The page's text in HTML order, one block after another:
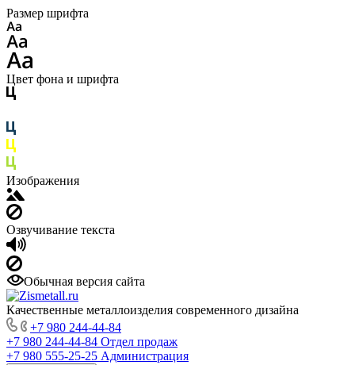
Размер шрифта
Цвет фона и шрифта
Изображения
Озвучивание текста
Обычная версия сайта
Качественные металлоизделия современного дизайна
+7 980 244-44-84
+7 980 244-44-84 Отдел продаж
+7 980 555-25-25 Администрация